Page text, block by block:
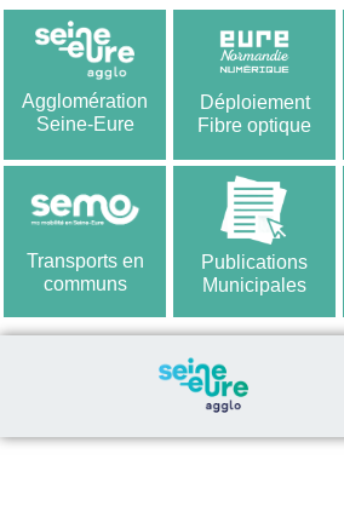
Agglomération
Seine-Eure
Déploiement
Fibre optique
Transports en
communs
Publications
Municipales